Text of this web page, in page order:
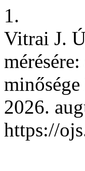
1.
Vitrai J.
2026.
https://